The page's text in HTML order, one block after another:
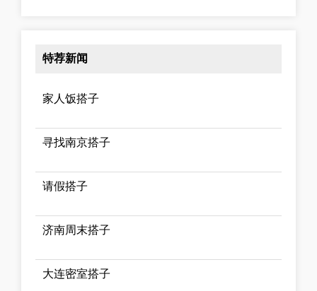
特荐新闻
家人饭搭子
寻找南京搭子
请假搭子
济南周末搭子
大连密室搭子